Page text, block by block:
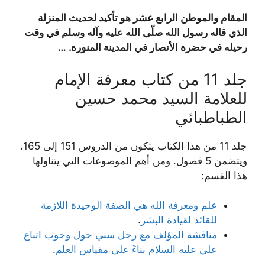
المقام والموطن الرابع عشر هو تأكيد لحديث المنزلة
الذي قاله رسول الله صلّى الله عليه وآله وسلم في وقت
رحيله في حضرة الأنصار في المدينة المنورة. …
جلد 11 من كتاب معرفة الإمام
للعلامة السيد محمد حسين
الطباطبائي
جلد 11 من هذا الكتاب يتكون من الدروس 151 إلى 165،
ويتضمن 5 فصول. ومن أهم الموضوعات التي يتناولها
هذا القسم:
علم ومعرفة الله هي الصفة الوحيدة اللازمة
للقائد لقيادة البشر .
مناقشة المؤلف مع رجل سني حول وجوب اتباع
علي عليه السلام بناءً على مقياس العلم.